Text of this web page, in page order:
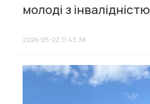
молоді з інвалідністю
2026-05-22 11:43:36